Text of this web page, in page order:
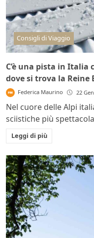
Consigli di Viaggio
C’è una pista in
dove si trova la Reine
Federica Maurino 22
Nel cuore delle Alpi
sciistiche più
Leggi di più